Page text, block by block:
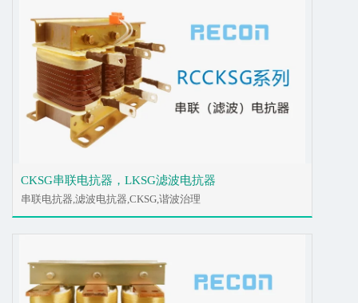
CKSG串联电抗器，LKSG滤波电抗器
串联电抗器,滤波电抗器,CKSG,谐波治理